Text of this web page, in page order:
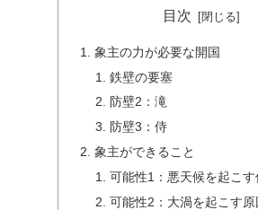
目次
象主の力が必要な開国
鉄壁の要塞
防壁2：滝
防壁3：侍
象主ができること
可能性1：悪天候を起こ
可能性2：大渦を起こす